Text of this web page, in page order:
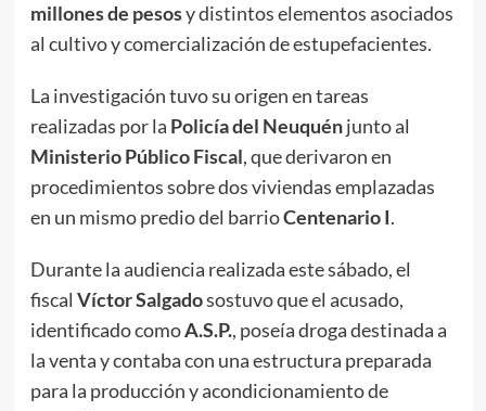
millones de pesosy distintos elementos asociados
al cultivo y comercialización de estupefacientes.
La investigación tuvo su origen en tareas
realizadas por la Policía del Neuquénjunto al
Ministerio Público Fiscal, que derivaron en
procedimientos sobre dos viviendas emplazadas
en un mismo predio del barrioCentenario I.
Durante la audiencia realizada este sábado, el
fiscal Víctor Salgadosostuvo que el acusado,
identificado comoA.S.P., poseía droga destinada a
la venta y contaba con una estructura preparada
para la producción y acondicionamiento de